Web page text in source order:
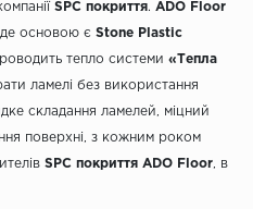
SPC покриття. ADO Floor
де основою є Stone Plastic
тепло системи «Тепла
ламелі без використання
складання ламелей, міцний
поверхні, з кожним роком
SPC покриття ADO Floor, в